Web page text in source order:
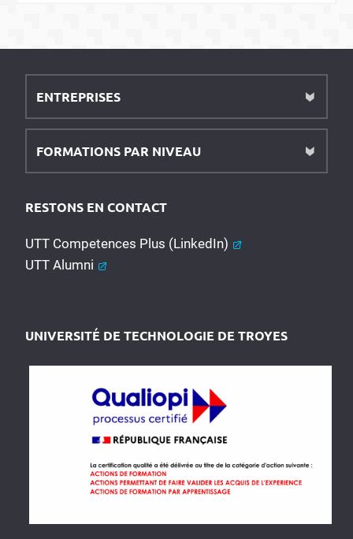
ENTREPRISES
FORMATIONS PAR NIVEAU
RESTONS EN CONTACT
UTT Competences Plus (LinkedIn)
UTT Alumni
UNIVERSITÉ DE TECHNOLOGIE DE TROYES